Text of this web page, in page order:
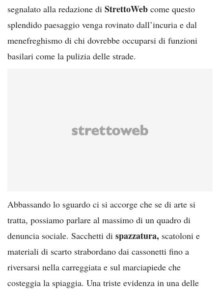
segnalato alla redazione di StrettoWeb come questo
splendido paesaggio venga rovinato dall’incuria e dal
menefreghismo di chi dovrebbe occuparsi di funzioni
basilari come la pulizia delle strade.
Abbassando lo sguardo ci si accorge che se di arte si
tratta, possiamo parlare al massimo di un quadro di
denuncia sociale. Sacchetti di spazzatura, scatoloni e
materiali di scarto strabordano dai cassonetti fino a
riversarsi nella carreggiata e sul marciapiede che
costeggia la spiaggia. Una triste evidenza in una delle